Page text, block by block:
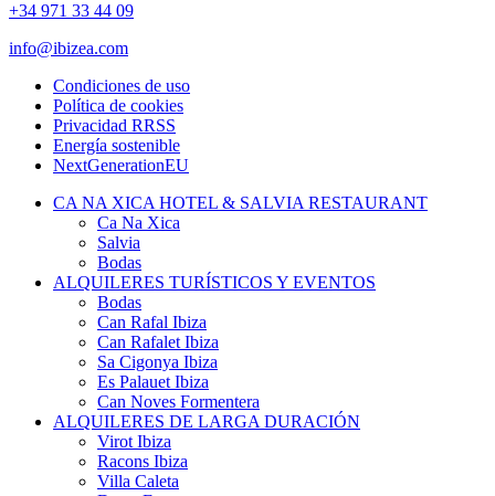
+34 971 33 44 09
info@ibizea.com
Condiciones de uso
Política de cookies
Privacidad RRSS
Energía sostenible
NextGenerationEU
CA NA XICA HOTEL & SALVIA RESTAURANT
Ca Na Xica
Salvia
Bodas
ALQUILERES TURÍSTICOS Y EVENTOS
Bodas
Can Rafal Ibiza
Can Rafalet Ibiza
Sa Cigonya Ibiza
Es Palauet Ibiza
Can Noves Formentera
ALQUILERES DE LARGA DURACIÓN
Virot Ibiza
Racons Ibiza
Villa Caleta